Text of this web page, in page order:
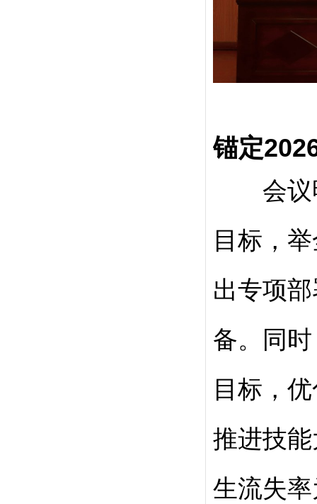
锚定
会议
目标，
出专项
备。同
目标，
推进技
生流失